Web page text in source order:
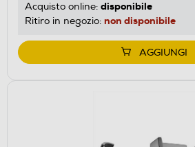
Acquisto online: disponibile
Ritiro in negozio: non disponibile
AGGIUNGI